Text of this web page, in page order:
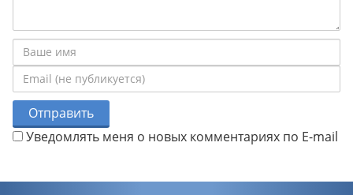
Отправить
Уведомлять меня о новых комментариях по E-mail